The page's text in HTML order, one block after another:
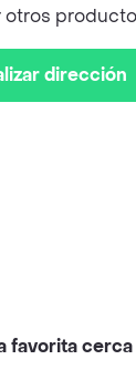
dirección
favorita